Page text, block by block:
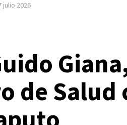
julio 2026
de Salud